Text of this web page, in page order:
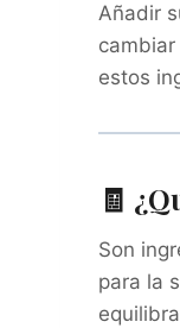
Añadir
estos
🧾
Son
para la